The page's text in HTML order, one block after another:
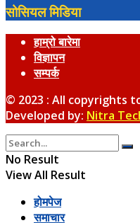
सोसियल मिडिया
हाम्रो बारेमा
विज्ञापन
सम्पर्क
© 2023 : All copyrights
Developed by: Nitra
No Result
View All Result
होमपेज
समाचार